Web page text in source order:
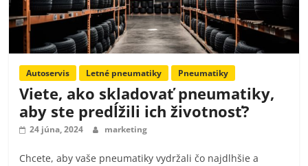
Autoservis Letné pneumatiky Pneumatiky
Viete, ako skladovať pneumatiky,
aby ste predĺžili ich životnosť?
24 júna, 2024 marketing
Chcete, aby vaše pneumatiky vydržali čo najdlhšie a